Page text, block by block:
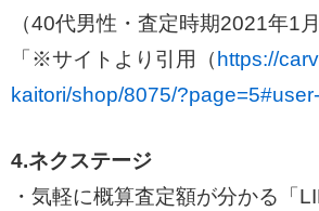
（40代男性・査定時期2021年1月
「※サイトより引用（https://
kaitori/shop/8075/
4.ネクステージ
・気軽に概算査定額が分かる「